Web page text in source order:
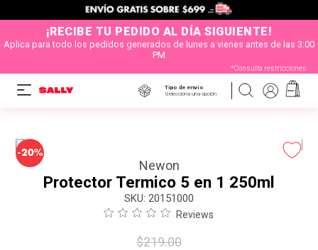
¡RECIBE TU PEDIDO AL DÍA SIGUIENTE!
Aplica para todo los pedidos generados de lunes a vienes antes de las 3:00
PM
*Consulta restricciones
Tipo de envío
Selecciona una opción
-20%
Newon
Protector Termico 5 en 1 250ml
: 20151000
Reviews
$219.00